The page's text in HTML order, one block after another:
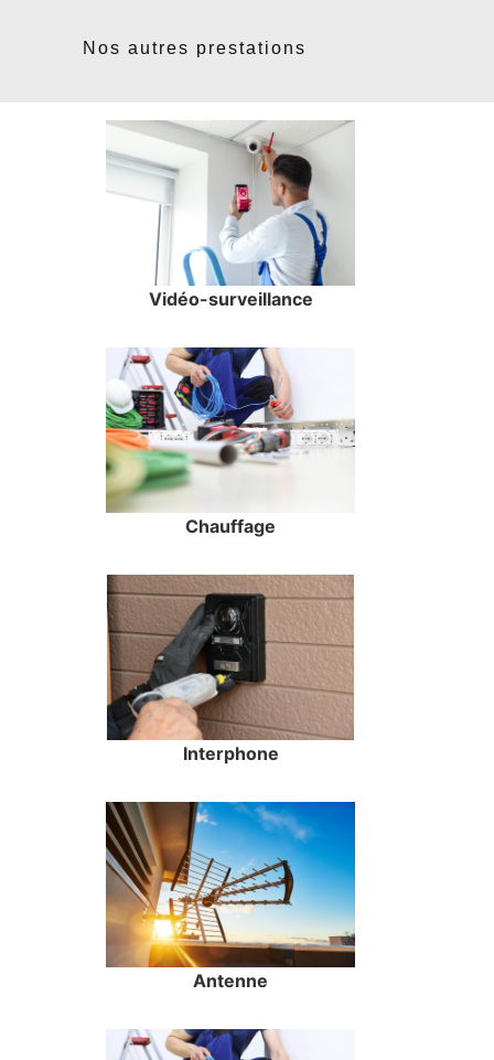
Nos autres prestations
Vidéo-surveillance
Chauffage
Interphone
Antenne